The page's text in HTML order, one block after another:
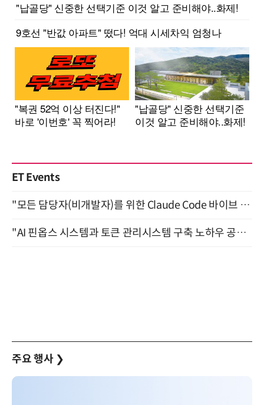
ET Events
"모든 담당자(비개발자)를 위한 Claude Code 바이브 코딩 2-day 부트캠프" 9월 16~17일 개최
"AI 핀옵스 시스템과 토큰 관리시스템 구축 노하우 공개" 잠실 한국광고문화회관 2층 대회의실 (8/21)
주요 행사 ❯